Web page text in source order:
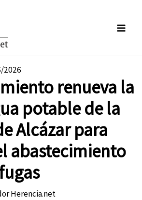
2026
renueva la
potable de la
Alcázar para
abastecimiento
Herencia.net